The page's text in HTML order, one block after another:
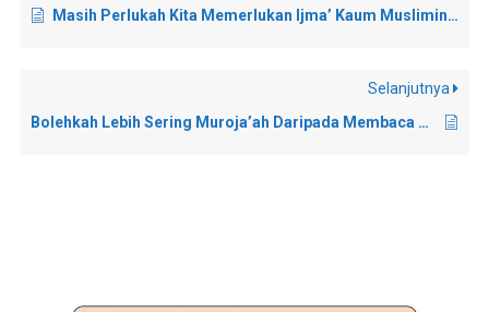
Masih Perlukah Kita Memerlukan Ijma’ Kaum Muslimin Jika Sudah Jelas Dalil Dari AL-Qur’an dan As-Sunnah?
Selanjutnya
Bolehkah Lebih Sering Muroja’ah Daripada Membaca Al-Qur’an?